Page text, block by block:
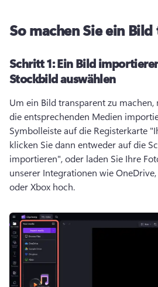
So machen Sie ein
Schritt 1:Ein Bild
Stockbild auswählen
Um ein Bild transparent zu machen,
die entsprechenden Medien
Symbolleiste auf die Registerkarte
klicken Sie dann entweder auf die
importieren", oder laden Sie Ihre
unserer Integrationen wie
oder Xbox hoch.